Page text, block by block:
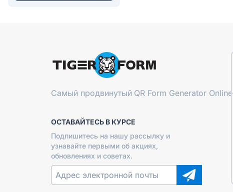
Самый продвинутый QR Form Generator Online
ОСТАВАЙТЕСЬ В КУРСЕ
Подпишитесь на нашу рассылку и
узнавайте первыми об акциях,
обновлениях и советах.